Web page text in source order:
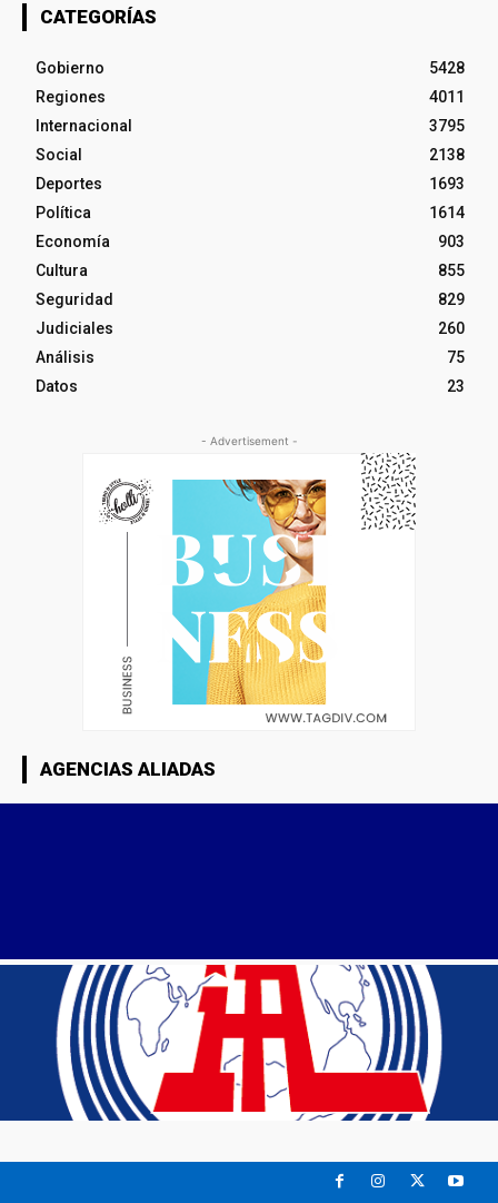
CATEGORÍAS
Gobierno
5428
Regiones
4011
Internacional
3795
Social
2138
Deportes
1693
Política
1614
Economía
903
Cultura
855
Seguridad
829
Judiciales
260
Análisis
75
Datos
23
- Advertisement -
AGENCIAS ALIADAS